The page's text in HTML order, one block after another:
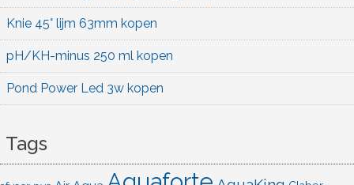
Knie 45° lijm 63mm kopen
pH/KH-minus 250 ml kopen
Pond Power Led 3w kopen
Tags